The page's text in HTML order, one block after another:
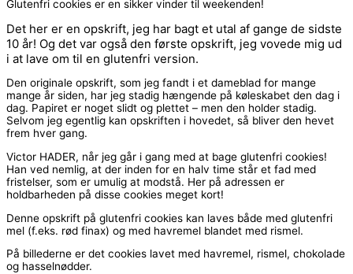
Glutenfri cookies er en sikker vinder til weekenden!
Det her er en opskrift, jeg har bagt et utal af gange de sidste
10 år! Og det var også den første opskrift, jeg vovede mig ud
i at lave om til en glutenfri version.
Den originale opskrift, som jeg fandt i et dameblad for mange
mange år siden, har jeg stadig hængende på køleskabet den dag i
dag. Papiret er noget slidt og plettet – men den holder stadig.
Selvom jeg egentlig kan opskriften i hovedet, så bliver den hevet
frem hver gang.
Victor HADER, når jeg går i gang med at bage glutenfri cookies!
Han ved nemlig, at der inden for en halv time står et fad med
fristelser, som er umulig at modstå. Her på adressen er
holdbarheden på disse cookies meget kort!
Denne opskrift på glutenfri cookies kan laves både med glutenfri
mel (f.eks. rød finax) og med havremel blandet med rismel.
På billederne er det cookies lavet med havremel, rismel, chokolade
og hasselnødder.